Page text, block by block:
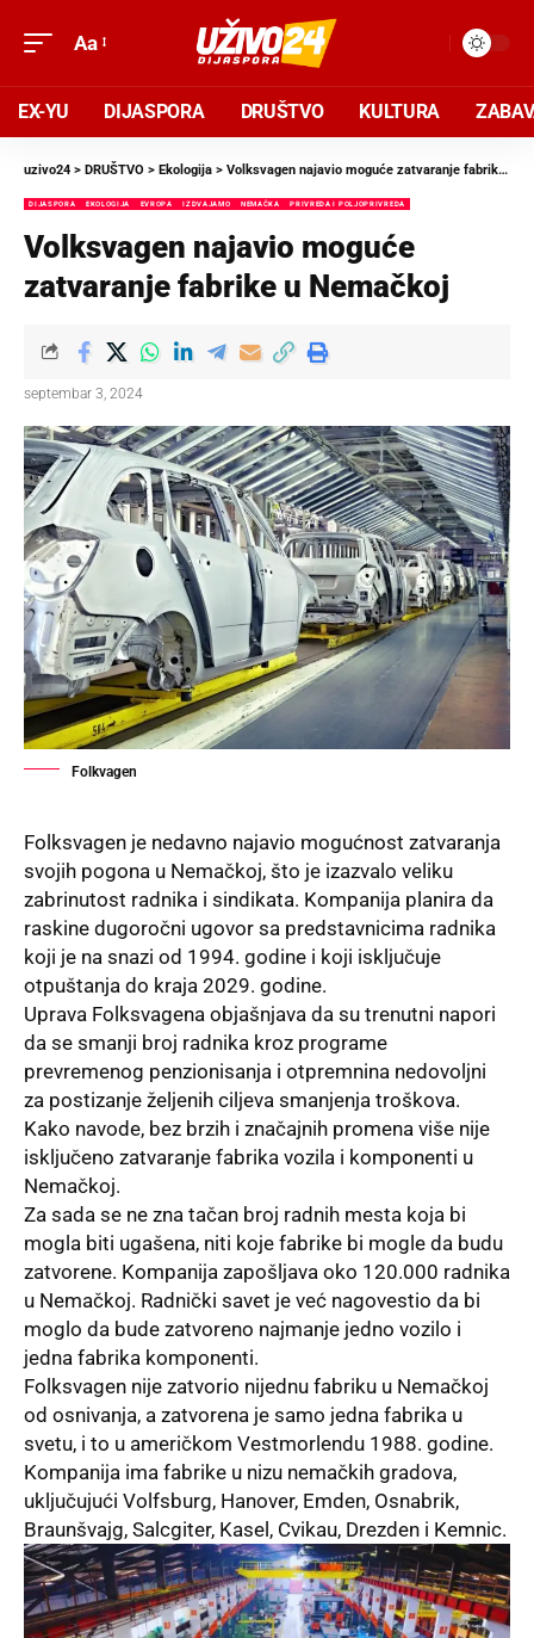
Aa
EX-YU DIJASPORA DRUŠTVO KULTURA
uzivo24 > DRUŠTVO > Ekologija > Volksvagen najavio moguće zatvaranje fabrike u Nemačkoj
DIJASPORA EKOLOGIJA EVROPA IZDVAJAMO NEMAČKA PRIVREDA I POLJOPRIVREDA
Volksvagen najavio moguće
zatvaranje fabrike u Nemačkoj
septembar 3, 2024
Folkvagen
Folksvagen je nedavno najavio mogućnost zatvaranja
svojih pogona u Nemačkoj, što je izazvalo veliku
zabrinutost radnika i sindikata. Kompanija planira da
raskine dugoročni ugovor sa predstavnicima radnika
koji je na snazi od 1994. godine i koji isključuje
otpuštanja do kraja 2029. godine.
Uprava Folksvagena objašnjava da su trenutni napori
da se smanji broj radnika kroz programe
prevremenog penzionisanja i otpremnina nedovoljni
za postizanje željenih ciljeva smanjenja troškova.
Kako navode, bez brzih i značajnih promena više nije
isključeno zatvaranje fabrika vozila i komponenti u
Nemačkoj.
Za sada se ne zna tačan broj radnih mesta koja bi
mogla biti ugašena, niti koje fabrike bi mogle da budu
zatvorene. Kompanija zapošljava oko 120.000 radnika
u Nemačkoj. Radnički savet je već nagovestio da bi
moglo da bude zatvoreno najmanje jedno vozilo i
jedna fabrika komponenti.
Folksvagen nije zatvorio nijednu fabriku u Nemačkoj
od osnivanja, a zatvorena je samo jedna fabrika u
svetu, i to u američkom Vestmorlendu 1988. godine.
Kompanija ima fabrike u nizu nemačkih gradova,
uključujući Volfsburg, Hanover, Emden, Osnabrik,
Braunšvajg, Salcgiter, Kasel, Cvikau, Drezden i Kemnic.